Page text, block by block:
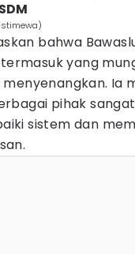
bahwa
yang
Ia
pihak
sistem dan